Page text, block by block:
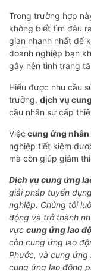
Trong trường hợp
không biết tìm đâu
gian nhanh nhất để
doanh nghiệp bạn
gây nên tình trạng
Hiểu được nhu cầu
trường, dịch vụ
cầu nhân sự cấp
Việc cung ứng
nghiệp tiết kiệm
mà còn giúp giảm
Dịch vụ cung ứng
giải pháp tuyển
nghiệp. Chúng tôi
động và trở thành
vực cung ứng lao
còn cung ứng lao
Phước, và cung ứng
cung ứng lao động